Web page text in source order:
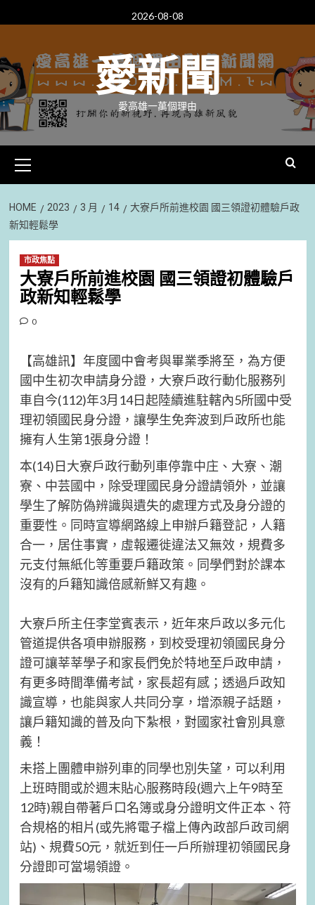
to
2026-08-08
愛新聞
愛高雄一萬個理由
Menu
HOME 2023 3 月 14
大寮戶所前進校園 國三領證初體驗戶政
新知輕鬆學
市政焦點
大寮戶所前進校園 國三領證初體驗戶
政新知輕鬆學
0
【高雄訊】年度國中會考與畢業季將至，為方便
國中生初次申請身分證，大寮戶政行動化服務列
車自今(112)年3月14日起陸續進駐轄內5所國中受
理初領國民身分證，讓學生免奔波到戶政所也能
擁有人生第1張身分證！
本(14)日大寮戶政行動列車停靠中庄、大寮、潮
寮、中芸國中，除受理國民身分證請領外，並讓
學生了解防偽辨識與遺失的處理方式及身分證的
重要性。同時宣導網路線上申辦戶籍登記，人籍
合一，居住事實，虛報遷徙違法又無效，規費多
元支付無紙化等重要戶籍政策。同學們對於課本
沒有的戶籍知識倍感新鮮又有趣。
大寮戶所主任李堂賓表示，近年來戶政以多元化
管道提供各項申辦服務，到校受理初領國民身分
證可讓莘莘學子和家長們免於特地至戶政申請，
有更多時間準備考試，家長超有感；透過戶政知
識宣導，也能與家人共同分享，增添親子話題，
讓戶籍知識的普及向下紮根，對國家社會別具意
義！
未搭上團體申辦列車的同學也別失望，可以利用
上班時間或於週末貼心服務時段(週六上午9時至
12時)親自帶著戶口名簿或身分證明文件正本、符
合規格的相片(或先將電子檔上傳內政部戶政司網
站)、規費50元，就近到任一戶所辦理初領國民身
分證即可當場領證。